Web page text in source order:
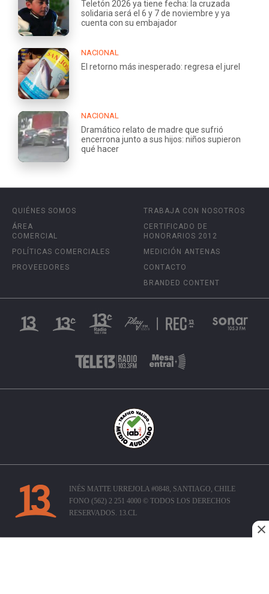
Teletón 2026 ya tiene fecha: la cruzada
solidaria será el 6 y 7 de noviembre y ya
cuenta con su embajador
NACIONAL
El retorno más inesperado: regresa el jurel
NACIONAL
Dramático relato de madre que sufrió
encerrona junto a sus hijos: niños supieron
qué hacer
QUIÉNES SOMOS
ÁREA
COMERCIAL
POLÍTICAS COMERCIALES
PROVEEDORES
TRABAJA CON NOSOTROS
CERTIFICADO DE
HONORARIOS 2012
MEDICIÓN ANTENAS
CONTACTO
BRANDED CONTENT
INÉS MATTE URREJOLA #0848, SANTIAGO, CHILE
FONO (562) 2 251 4000 © TODOS LOS DERECHOS
RESERVADOS. 13.CL